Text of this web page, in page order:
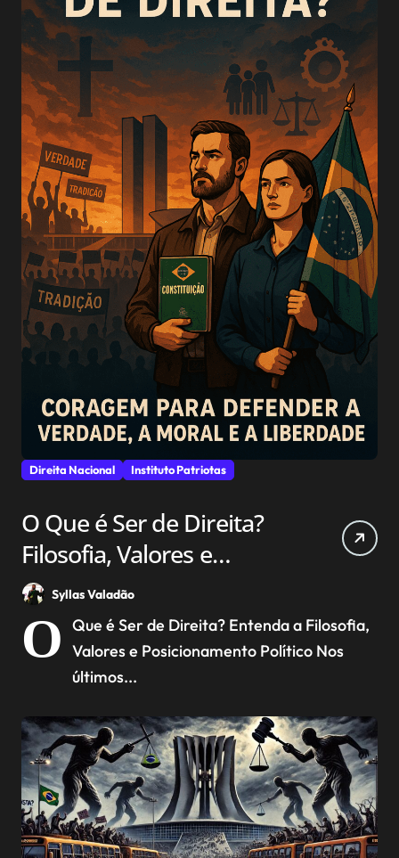
Direita Nacional Instituto Patriotas
O Que é Ser de Direita?
Filosofia, Valores e
Posicionamento Político
Syllas Valadão
O Que é Ser de Direita? Entenda a Filosofia,
Valores e Posicionamento Político Nos
últimos...